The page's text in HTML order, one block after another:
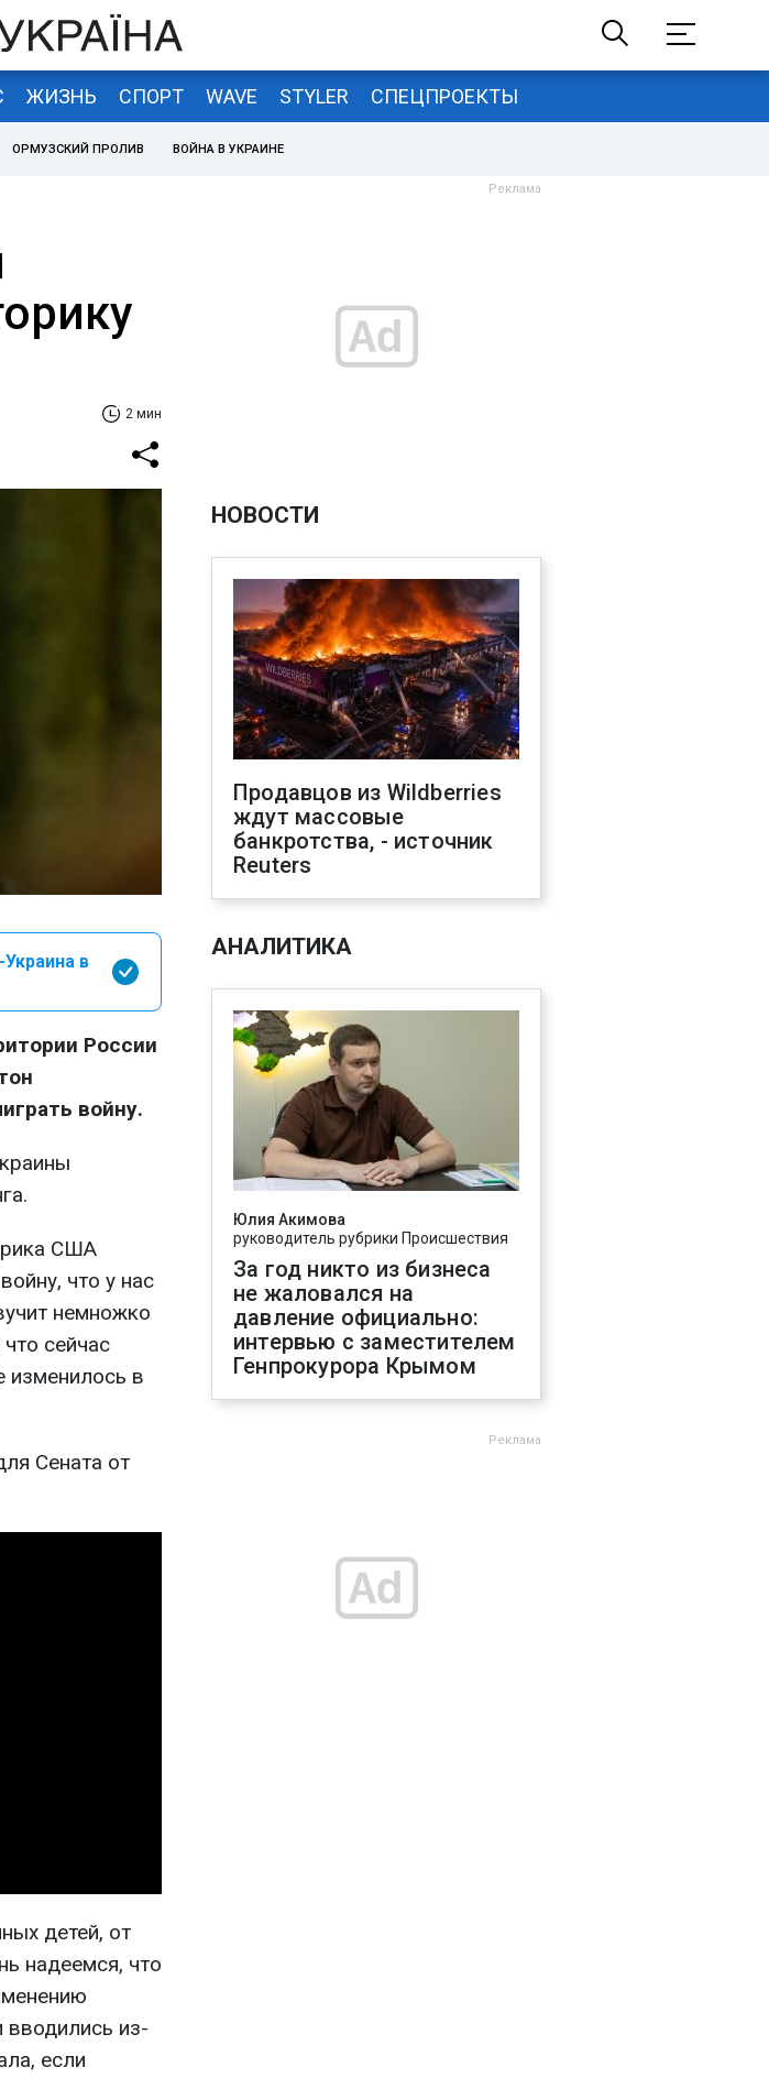
ЖИЗНЬ СПОРТ WAVE STYLER СПЕЦПРОЕКТЫ
ОРМУЗСКИЙ ПРОЛИВ ВОЙНА В УКРАИНЕ
2 мин
в
России
войну.
США
что у нас
немножко
сейчас
изменилось в
Сената от
детей, от
надеемся, что
вводились из-
если
НОВОСТИ
Продавцов из Wildberries
ждут массовые
банкротства, - источник
Reuters
АНАЛИТИКА
Юлия Акимова
руководитель рубрики Происшествия
За год никто из бизнеса
не жаловался на
давление официально:
интервью с заместителем
Генпрокурора Крымом